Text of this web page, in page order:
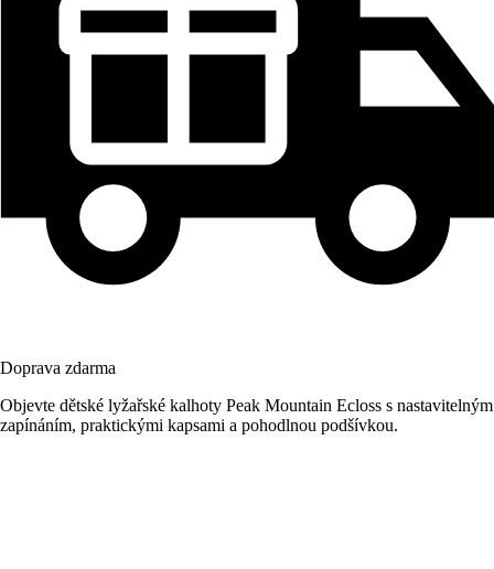
Doprava zdarma
Objevte dětské lyžařské kalhoty Peak Mountain Ecloss s nastavitelným
zapínáním, praktickými kapsami a pohodlnou podšívkou.